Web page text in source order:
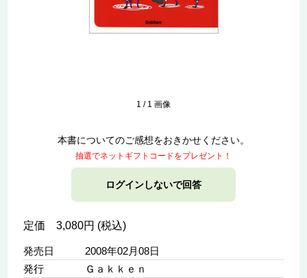
1 / 1 画像
本書についてのご感想をおきかせください。
抽選でネットギフトコードをプレゼント！
ログインしないで回答
定価 3,080円 (税込)
発売日
2008年02月08日
発行
Ｇａｋｋｅｎ